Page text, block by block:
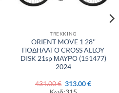
TREKKING
ORIENT MOVE 1 28''
ΠΟΔΗΛΑΤΟ CROSS ALLOY
DISK 21sp ΜΑΥΡΟ (151477)
2024
431.00€ Original
price
313.00€Η